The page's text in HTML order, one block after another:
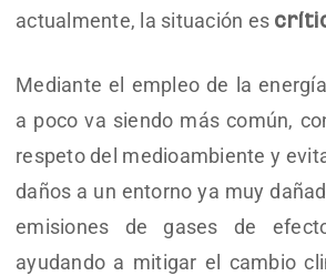
actualmente, la situación es
Mediante el empleo de la
a poco va siendo más común,
respeto del medioambiente y
daños a un entorno ya muy
emisiones de gases de
ayudando a mitigar el cambio